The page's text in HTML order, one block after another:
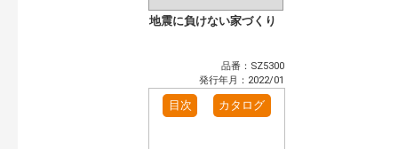
地震に負けない家づくり
品番：SZ5300
発行年月：2022/01
目次 カタログ